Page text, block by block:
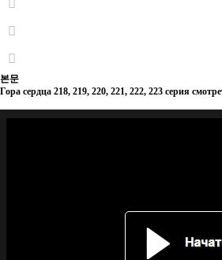
본문
Гора сердца 218, 219, 220, 221, 222, 223 серия